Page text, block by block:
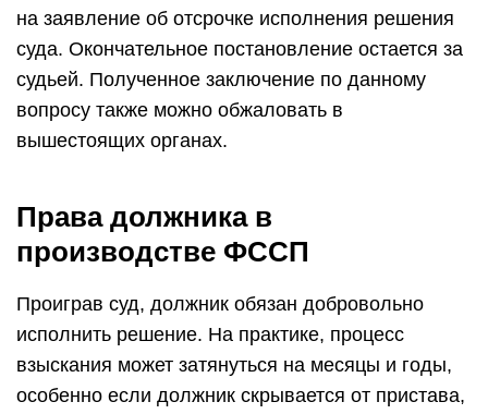
на заявление об отсрочке исполнения решения
суда. Окончательное постановление остается за
судьей. Полученное заключение по данному
вопросу также можно обжаловать в
вышестоящих органах.
Права должника в
производстве ФССП
Проиграв суд, должник обязан добровольно
исполнить решение. На практике, процесс
взыскания может затянуться на месяцы и годы,
особенно если должник скрывается от пристава,